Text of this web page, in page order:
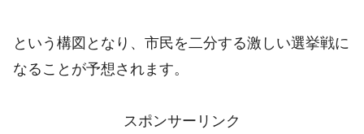
という構図となり、市民を二分する激しい選挙戦に
なることが予想されます。
スポンサーリンク